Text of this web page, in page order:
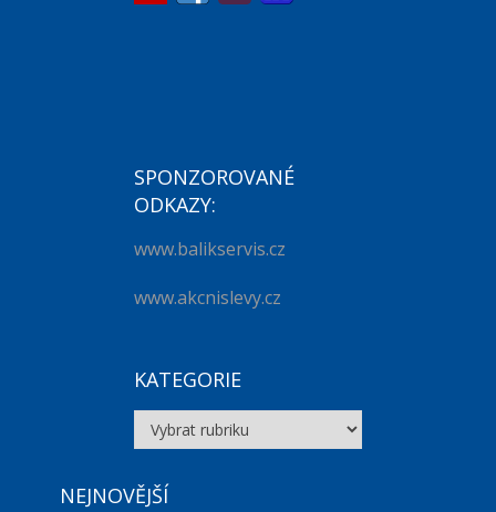
SPONZOROVANÉ
ODKAZY:
www.balikservis.cz
www.akcnislevy.cz
KATEGORIE
Kategorie
NEJNOVĚJŠÍ